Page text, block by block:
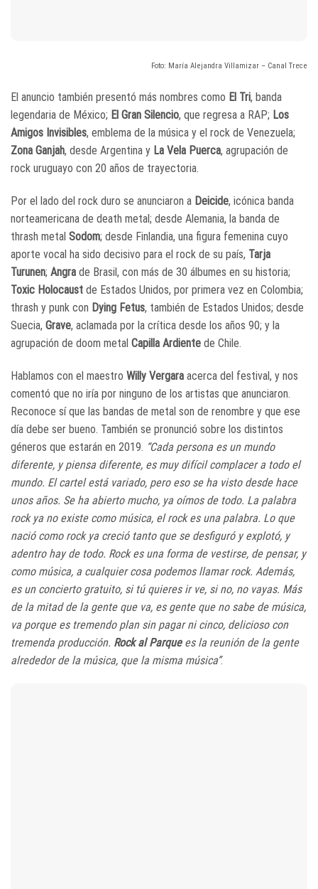
Foto: María Alejandra Villamizar – Canal Trece
El anuncio también presentó más nombres como El Tri, banda
legendaria de México; El Gran Silencio, que regresa a RAP; Los
Amigos Invisibles, emblema de la música y el rock de Venezuela;
Zona Ganjah, desde Argentina y La Vela Puerca, agrupación de
rock uruguayo con 20 años de trayectoria.
Por el lado del rock duro se anunciaron a Deicide, icónica banda
norteamericana de death metal; desde Alemania, la banda de
thrash metal Sodom; desde Finlandia, una figura femenina cuyo
aporte vocal ha sido decisivo para el rock de su país, Tarja
Turunen; Angra de Brasil, con más de 30 álbumes en su historia;
Toxic Holocaust de Estados Unidos, por primera vez en Colombia;
thrash y punk con Dying Fetus, también de Estados Unidos; desde
Suecia, Grave, aclamada por la crítica desde los años 90; y la
agrupación de doom metal Capilla Ardiente de Chile.
Hablamos con el maestro Willy Vergara acerca del festival, y nos
comentó que no iría por ninguno de los artistas que anunciaron.
Reconoce sí que las bandas de metal son de renombre y que ese
día debe ser bueno. También se pronunció sobre los distintos
géneros que estarán en 2019. “Cada persona es un mundo
diferente, y piensa diferente, es muy difícil complacer a todo el
mundo. El cartel está variado, pero eso se ha visto desde hace
unos años. Se ha abierto mucho, ya oímos de todo. La palabra
rock ya no existe como música, el rock es una palabra. Lo que
nació como rock ya creció tanto que se desfiguró y explotó, y
adentro hay de todo. Rock es una forma de vestirse, de pensar, y
como música, a cualquier cosa podemos llamar rock. Además,
es un concierto gratuito, si tú quieres ir ve, si no, no vayas. Más
de la mitad de la gente que va, es gente que no sabe de música,
va porque es tremendo plan sin pagar ni cinco, delicioso con
tremenda producción. Rock al Parquees la reunión de la gente
alrededor de la música, que la misma música”.